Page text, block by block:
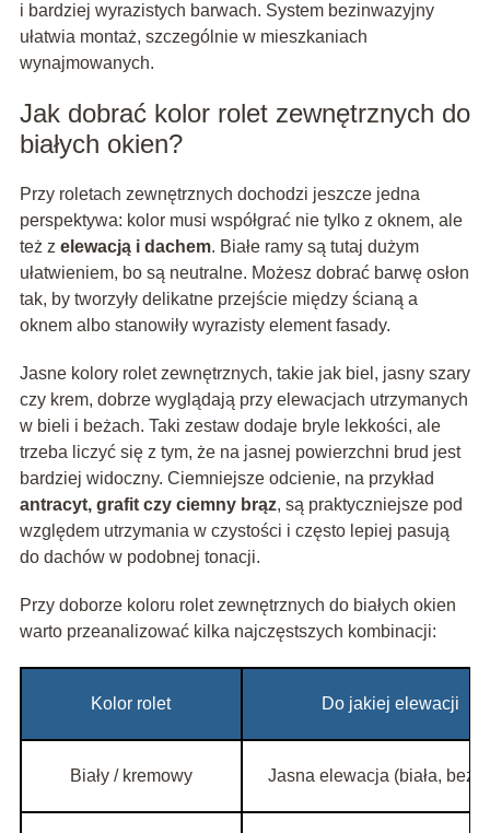
i bardziej wyrazistych barwach. System bezinwazyjny
ułatwia montaż, szczególnie w mieszkaniach
wynajmowanych.
Jak dobrać kolor rolet zewnętrznych do
białych okien?
Przy roletach zewnętrznych dochodzi jeszcze jedna
perspektywa: kolor musi współgrać nie tylko z oknem, ale
też z elewacją i dachem. Białe ramy są tutaj dużym
ułatwieniem, bo są neutralne. Możesz dobrać barwę osłon
tak, by tworzyły delikatne przejście między ścianą a
oknem albo stanowiły wyrazisty element fasady.
Jasne kolory rolet zewnętrznych, takie jak biel, jasny szary
czy krem, dobrze wyglądają przy elewacjach utrzymanych
w bieli i beżach. Taki zestaw dodaje bryle lekkości, ale
trzeba liczyć się z tym, że na jasnej powierzchni brud jest
bardziej widoczny. Ciemniejsze odcienie, na przykład
antracyt, grafit czy ciemny brąz, są praktyczniejsze pod
względem utrzymania w czystości i często lepiej pasują
do dachów w podobnej tonacji.
Przy doborze koloru rolet zewnętrznych do białych okien
warto przeanalizować kilka najczęstszych kombinacji:
Kolor rolet Do jakiej elewacji
Biały / kremowy Jasna elewacja (biała,